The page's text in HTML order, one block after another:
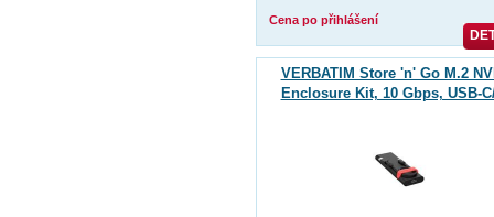
Cena po přihlášení
VERBATIM Store 'n' Go M.2
Enclosure Kit, 10 Gbps, USB-